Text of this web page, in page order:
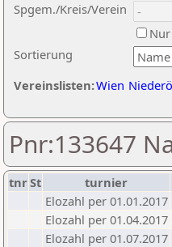
Sortierung
Spgem./Kreis/Verein
Vereinslisten:Wien
Pnr:133647
tnrSt turnier
Elozahl per 01.01.2017
Elozahl per 01.04.2017
Elozahl per 01.07.2017